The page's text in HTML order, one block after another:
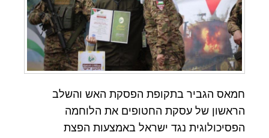
חמאס הגביר בתקופת הפסקת האש והשלב
הראשון של עסקת החטופים את הלוחמה
הפסיכולוגית נגד ישראל באמצעות הפצת